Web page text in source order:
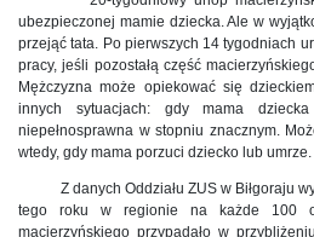
ubezpieczonej mamie dziecka. Ale w
przejąć tata. Po pierwszych 14 tygodniach
pracy, jeśli pozostałą część
Mężczyzna może opiekować się
innych sytuacjach: gdy mama
niepełnosprawna w stopniu znacznym.
wtedy, gdy mama porzuci dziecko lub umrze.
Z danych Oddziału ZUS w Biłgoraju
tego roku w regionie na każde 100
macierzyńskiego przypadało w